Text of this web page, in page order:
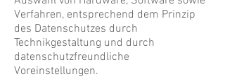
Verfahren, entsprechend dem Prinzip
des Datenschutzes durch
Technikgestaltung und durch
datenschutzfreundliche
Voreinstellungen.